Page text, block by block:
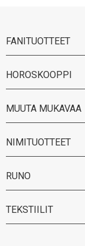
FANITUOTTEET
HOROSKOOPPI
MUUTA MUKAVAA
NIMITUOTTEET
RUNO
TEKSTIILIT